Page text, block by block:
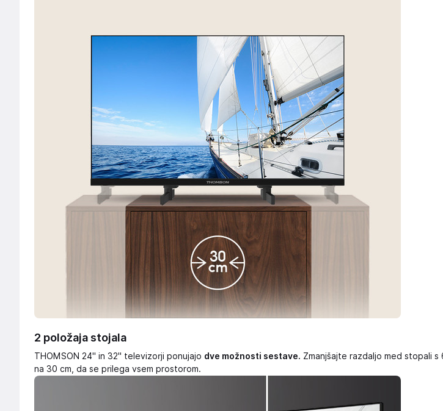
2 položaja stojala
THOMSON 24" in 32" televizorji ponujajo dve možnosti sestave. Zmanjšajte razdaljo med stopali s
na 30 cm, da se prilega vsem prostorom.